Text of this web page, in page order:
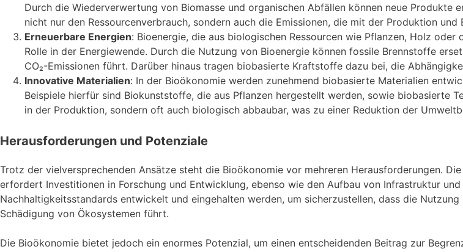
Durch die Wiederverwertung von Biomasse und organischen Abfällen können neue Produkte
nicht nur den Ressourcenverbrauch, sondern auch die Emissionen, die mit der Produktion
Erneuerbare Energien: Bioenergie, die aus biologischen Ressourcen wie Pflanzen, Holz
Rolle in der Energiewende. Durch die Nutzung von Bioenergie können fossile Brennstoffe
CO₂-Emissionen führt. Darüber hinaus tragen biobasierte Kraftstoffe dazu bei, die
Innovative Materialien: In der Bioökonomie werden zunehmend biobasierte Materialien
Beispiele hierfür sind Biokunststoffe, die aus Pflanzen hergestellt werden, sowie biobasierte
in der Produktion, sondern oft auch biologisch abbaubar, was zu einer Reduktion der
Herausforderungen und Potenziale
Trotz der vielversprechenden Ansätze steht die Bioökonomie vor mehreren Herausforderungen.
erfordert Investitionen in Forschung und Entwicklung, ebenso wie den Aufbau von Infrastruktur
Nachhaltigkeitsstandards entwickelt und eingehalten werden, um sicherzustellen, dass die
Schädigung von Ökosystemen führt.
Die Bioökonomie bietet jedoch ein enormes Potenzial, um einen entscheidenden Beitrag zur